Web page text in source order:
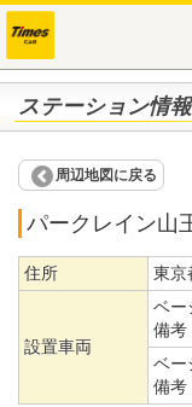
ステーション情報
周辺地図に戻る
パークレイン山
住所 東京
設置車両
ベー
備考
ベー
備考